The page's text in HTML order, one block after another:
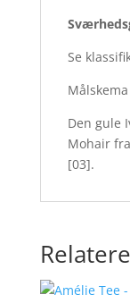
Se
Den gule
Mohair
[03].